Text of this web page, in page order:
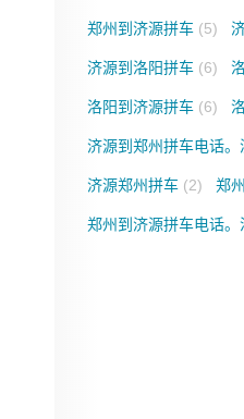
郑州到济源拼车 (5)
济源到洛阳拼车 (6)
洛阳到济源拼车 (6)
济源到郑州拼车电话
济源郑州拼车 (2) 郑
郑州到济源拼车电话